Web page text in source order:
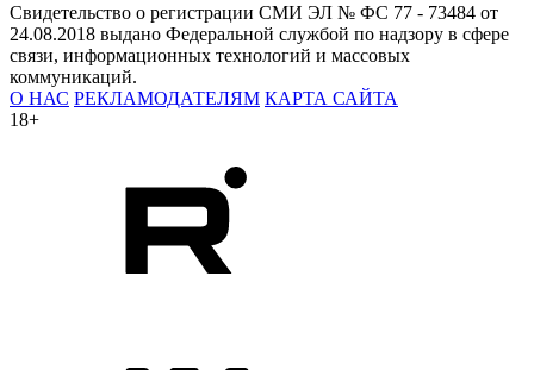
Свидетельство о регистрации СМИ ЭЛ № ФС 77 - 73484 от
24.08.2018 выдано Федеральной службой по надзору в сфере
связи, информационных технологий и массовых
коммуникаций.
О НАС РЕКЛАМОДАТЕЛЯМ КАРТА САЙТА
18+